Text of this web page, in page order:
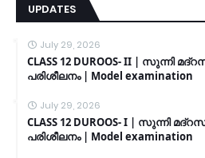
UPDATES
July 29, 2026
CLASS 12 DUROOS- II | സുന്നി
പരിശീലനം | Model examination
July 29, 2026
CLASS 12 DUROOS- I | സുന്നി
പരിശീലനം | Model examination